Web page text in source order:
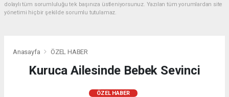
dolaylı tüm sorumluluğu tek başınıza üstleniyorsunuz. Yazılan tüm yorumlardan site
yönetimi hiçbir şekilde sorumlu tutulamaz.
Anasayfa ÖZEL HABER
Kuruca Ailesinde Bebek Sevinci
ÖZEL HABER